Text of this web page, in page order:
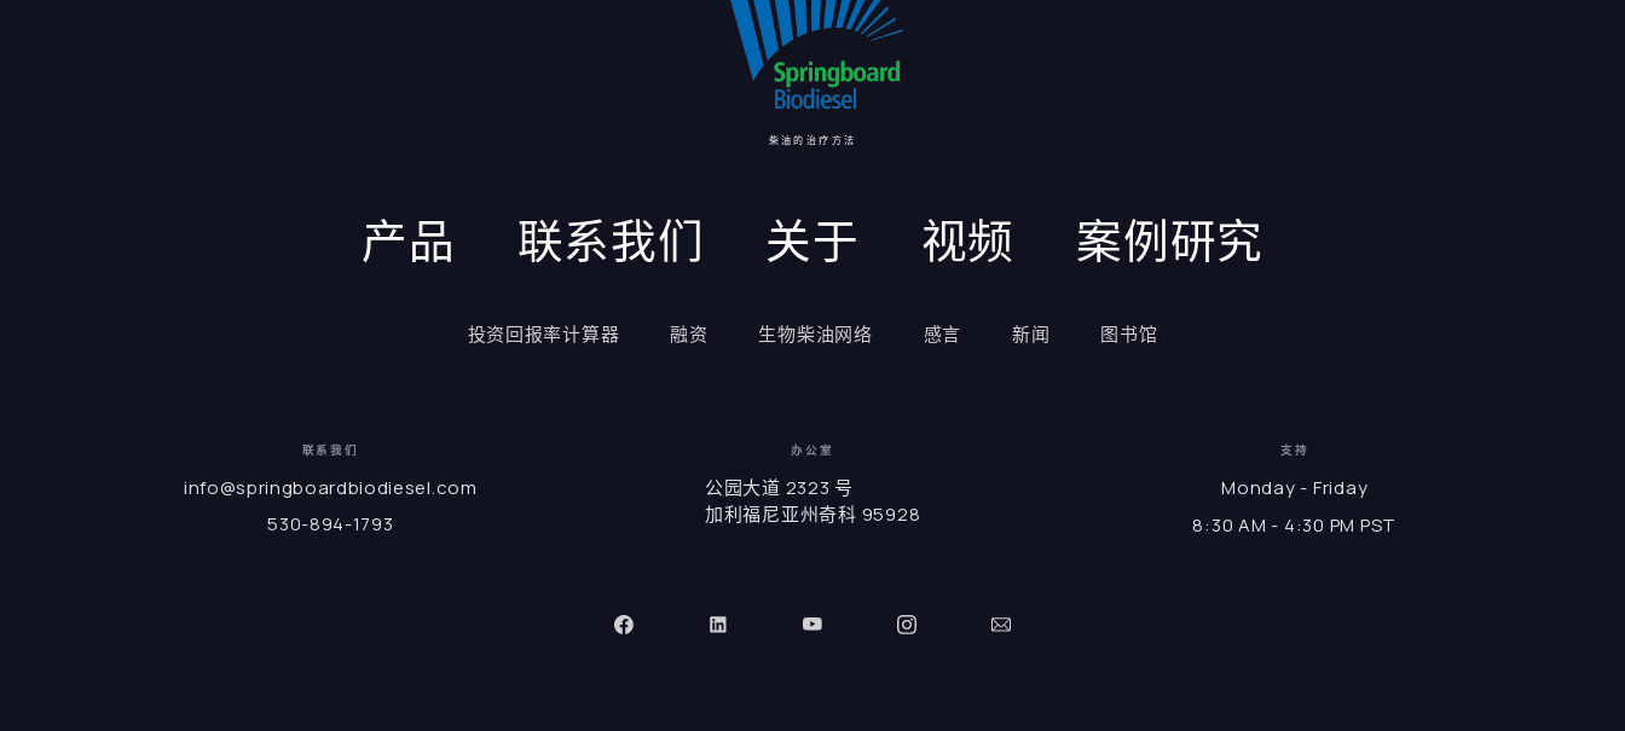
柴油的治疗方法
产品 联系我们 关于 视频 案例研究
投资回报率计算器 融资 生物柴油网络 感言 新闻 图书馆
联系我们
info@springboardbiodiesel.com
530-894-1793
办公室
公园大道 2323 号
加利福尼亚州奇科 95928
支持
Monday - Friday
8:30 AM - 4:30 PM PST